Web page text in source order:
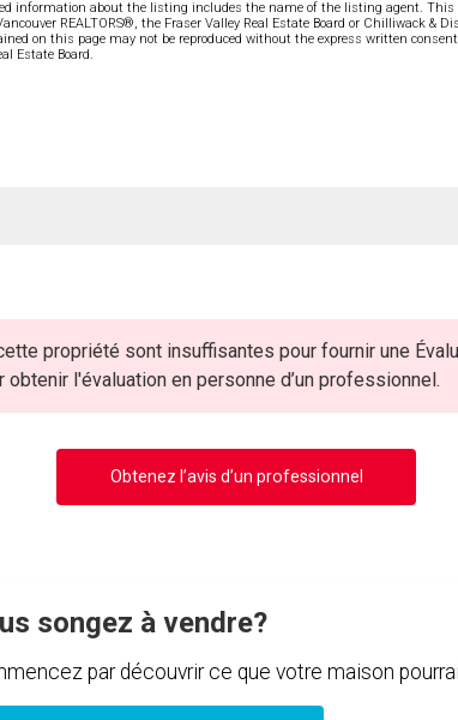
information about the listing includes the name of the listing agent.
REALTORS®, the Fraser Valley Real Estate Board or Chilliwack &
on this page may not be reproduced without the express written
Estate Board.
propriété sont insuffisantes pour fournir une
l'évaluation en personne d’un professionnel.
Obtenez l’avis d’un professionnel
songez à vendre?
par découvrir ce que votre maison